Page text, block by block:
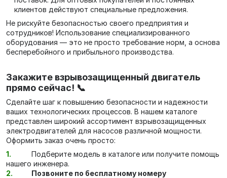
клиентов действуют специальные предложения.
Не рискуйте безопасностью своего предприятия и
сотрудников! Использование специализированного
оборудования — это не просто требование норм, а основа
бесперебойного и прибыльного производства.
Закажите взрывозащищенный двигатель
прямо сейчас! 📞
Сделайте шаг к повышению безопасности и надежности
ваших технологических процессов. В нашем каталоге
представлен широкий ассортимент взрывозащищенных
электродвигателей для насосов различной мощности.
Оформить заказ очень просто:
Подберите модель в каталоге или получите помощь
нашего инженера.
Позвоните по бесплатному номеру